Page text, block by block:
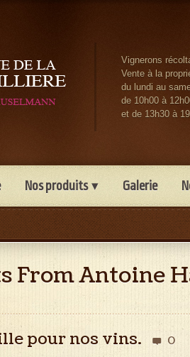
Vignerons
Vente à la
du lundi au
de 10h00 à
et de 13h30 à
Nos produits Galerie
From Antoine
pour nos vins.  0